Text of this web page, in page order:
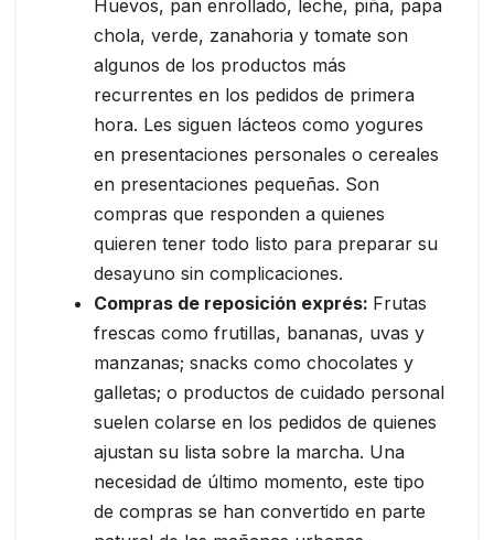
Huevos, pan enrollado, leche, piña, papa
chola, verde, zanahoria y tomate son
algunos de los productos más
recurrentes en los pedidos de primera
hora. Les siguen lácteos como yogures
en presentaciones personales o cereales
en presentaciones pequeñas. Son
compras que responden a quienes
quieren tener todo listo para preparar su
desayuno sin complicaciones.
Compras de reposición exprés: Frutas
frescas como frutillas, bananas, uvas y
manzanas; snacks como chocolates y
galletas; o productos de cuidado personal
suelen colarse en los pedidos de quienes
ajustan su lista sobre la marcha. Una
necesidad de último momento, este tipo
de compras se han convertido en parte